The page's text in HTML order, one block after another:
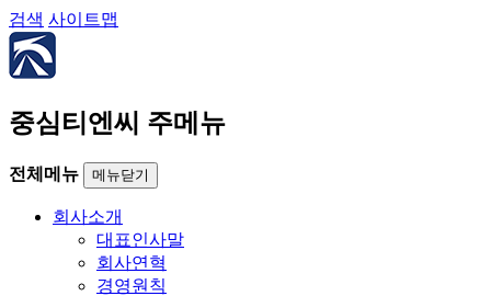
검색 사이트맵
중심티엔씨 주메뉴
전체메뉴 메뉴닫기
회사소개
대표인사말
회사연혁
경영원칙